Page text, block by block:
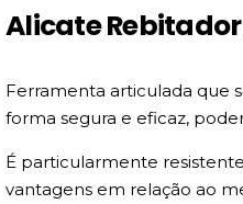
Alicate
Ferramenta articulada que
forma segura e eficaz,
É particularmente
vantagens em relação ao